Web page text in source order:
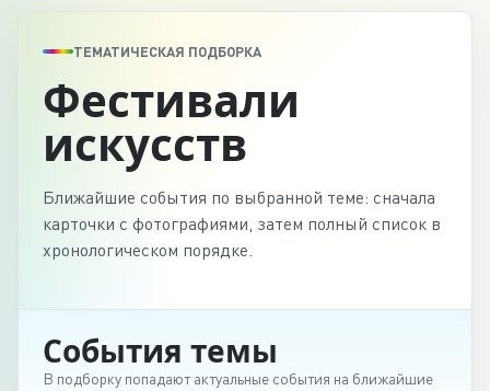
ТЕМАТИЧЕСКАЯ ПОДБОРКА
Фестивали
искусств
Ближайшие события по выбранной теме: сначала
карточки с фотографиями, затем полный список в
хронологическом порядке.
События темы
В подборку попадают актуальные события на ближайшие